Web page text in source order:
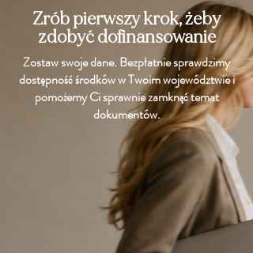
Zrób pierwszy krok, żeby
zdobyć dofinansowanie
Zostaw swoje dane. Bezpłatnie sprawdzimy
dostępność środków w Twoim województwie i
pomożemy Ci sprawnie zamknąć temat
dokumentów.